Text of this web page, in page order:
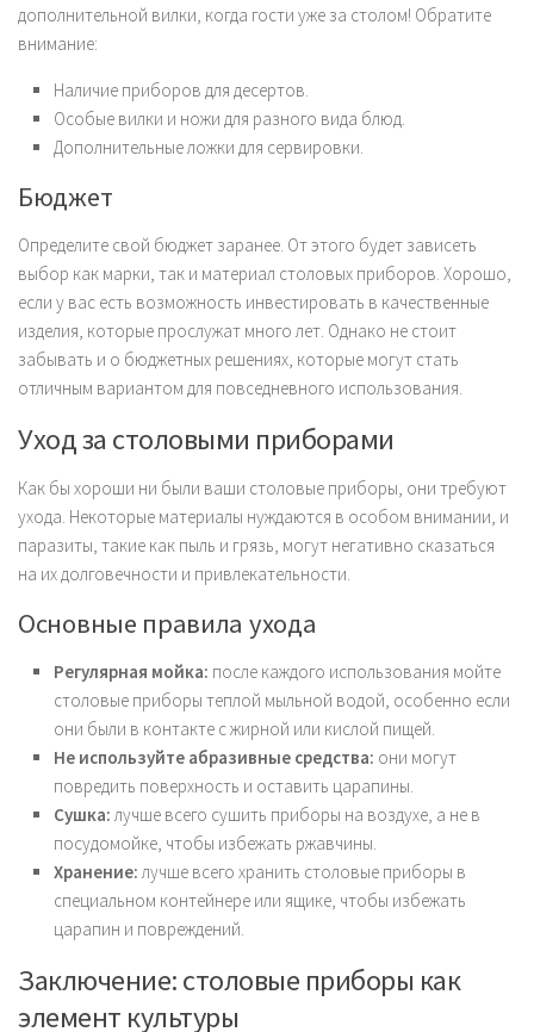
дополнительной вилки, когда гости уже за столом! Обратите
внимание:
Наличие приборов для десертов.
Особые вилки и ножи для разного вида блюд.
Дополнительные ложки для сервировки.
Бюджет
Определите свой бюджет заранее. От этого будет зависеть
выбор как марки, так и материал столовых приборов. Хорошо,
если у вас есть возможность инвестировать в качественные
изделия, которые прослужат много лет. Однако не стоит
забывать и о бюджетных решениях, которые могут стать
отличным вариантом для повседневного использования.
Уход за столовыми приборами
Как бы хороши ни были ваши столовые приборы, они требуют
ухода. Некоторые материалы нуждаются в особом внимании, и
паразиты, такие как пыль и грязь, могут негативно сказаться
на их долговечности и привлекательности.
Основные правила ухода
Регулярная мойка: после каждого использования мойте
столовые приборы теплой мыльной водой, особенно если
они были в контакте с жирной или кислой пищей.
Не используйте абразивные средства: они могут
повредить поверхность и оставить царапины.
Сушка: лучше всего сушить приборы на воздухе, а не в
посудомойке, чтобы избежать ржавчины.
Хранение: лучше всего хранить столовые приборы в
специальном контейнере или ящике, чтобы избежать
царапин и повреждений.
Заключение: столовые приборы как
элемент культуры